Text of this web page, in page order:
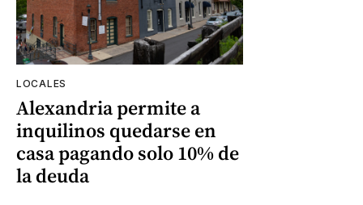
LOCALES
Alexandria permite a
inquilinos quedarse en
casa pagando solo 10% de
la deuda